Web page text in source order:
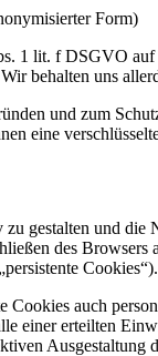
Form)
1 lit. f DSGVO auf
behalten uns
und zum
eine
gestalten und
des
Cookies auch
einer erteilten
Ausgestaltung